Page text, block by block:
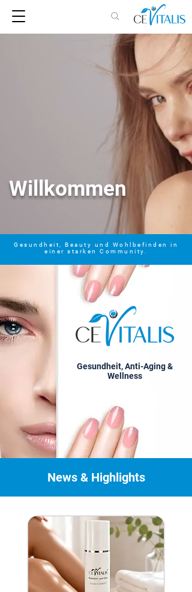
Willkommen
Gesundheit, Beauty und Wohlbefinden in
einer starken Community.
Gesundheit, Anti-Aging &
Wellness
News & Highlights